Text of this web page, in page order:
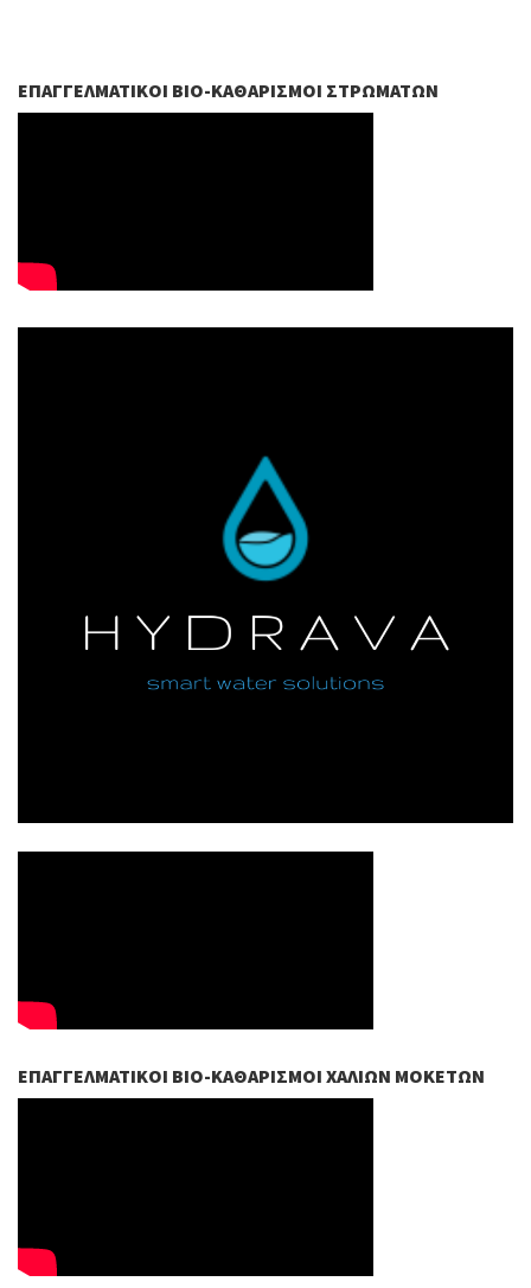
ΕΠΑΓΓΕΛΜΑΤΙΚΟΊ ΒIO-ΚΑΘΑΡΙΣΜΟΊ ΣΤΡΩΜΆΤΩΝ
ΕΠΑΓΓΕΛΜΑΤΙΚΟΊ ΒIO-ΚΑΘΑΡΙΣΜΟΊ ΧΑΛΙΏΝ ΜΟΚΕΤΏΝ